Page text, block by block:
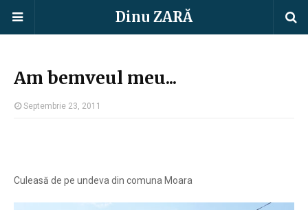
Dinu ZARĂ
Am bemveul meu...
Septembrie 23, 2011
Culeasă de pe undeva din comuna Moara